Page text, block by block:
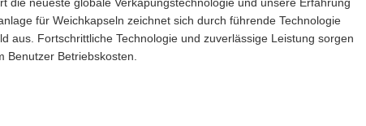
für Weichkapseln zeichnet sich durch führende Technologie
aus. Fortschrittliche Technologie und zuverlässige Leistung sorgen
Betriebskosten.